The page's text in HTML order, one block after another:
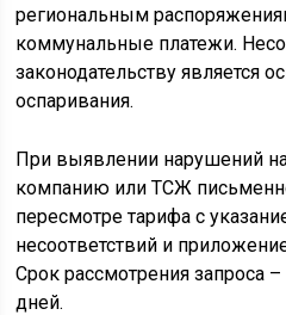
региональным
коммунальные платежи.
законодательству является
оспаривания.
При выявлении нарушений
компанию или ТСЖ
пересмотре тарифа с
несоответствий и
Срок рассмотрения запроса
дней.